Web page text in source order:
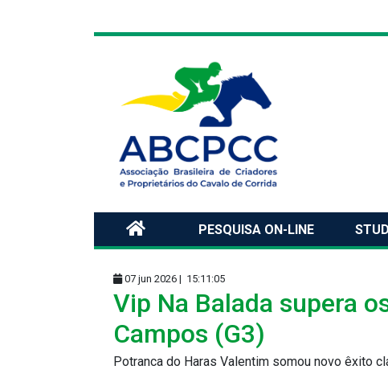
PESQUISA ON-LINE
07 jun 2026 | 15:11:05
Vip Na Balada supera
Campos (G3)
Potranca do Haras Valentim somou novo êxito